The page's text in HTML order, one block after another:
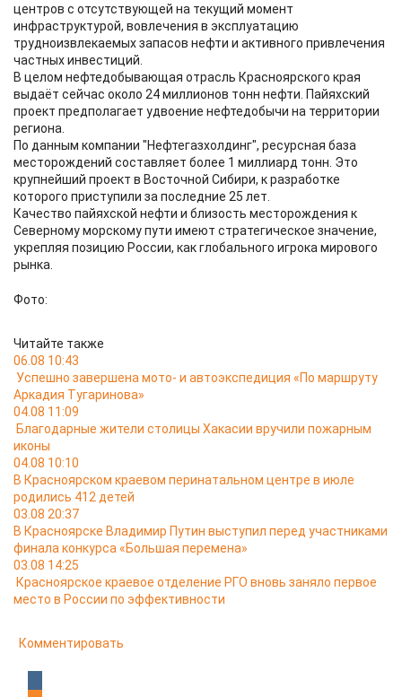
центров с отсутствующей на текущий момент
инфраструктурой, вовлечения в эксплуатацию
трудноизвлекаемых запасов нефти и активного привлечения
частных инвестиций.
В целом нефтедобывающая отрасль Красноярского края
выдаёт сейчас около 24 миллионов тонн нефти. Пайяхский
проект предполагает удвоение нефтедобычи на территории
региона.
По данным компании "Нефтегазхолдинг", ресурсная база
месторождений составляет более 1 миллиард тонн. Это
крупнейший проект в Восточной Сибири, к разработке
которого приступили за последние 25 лет.
Качество пайяхской нефти и близость месторождения к
Северному морскому пути имеют стратегическое значение,
укрепляя позицию России, как глобального игрока мирового
рынка.
Фото:
Читайте также
06.08 10:43
Успешно завершена мото- и автоэкспедиция «По маршруту
Аркадия Тугаринова»
04.08 11:09
Благодарные жители столицы Хакасии вручили пожарным
иконы
04.08 10:10
В Красноярском краевом перинатальном центре в июле
родились 412 детей
03.08 20:37
В Красноярске Владимир Путин выступил перед участниками
финала конкурса «Большая перемена»
03.08 14:25
Красноярское краевое отделение РГО вновь заняло первое
место в России по эффективности
Комментировать